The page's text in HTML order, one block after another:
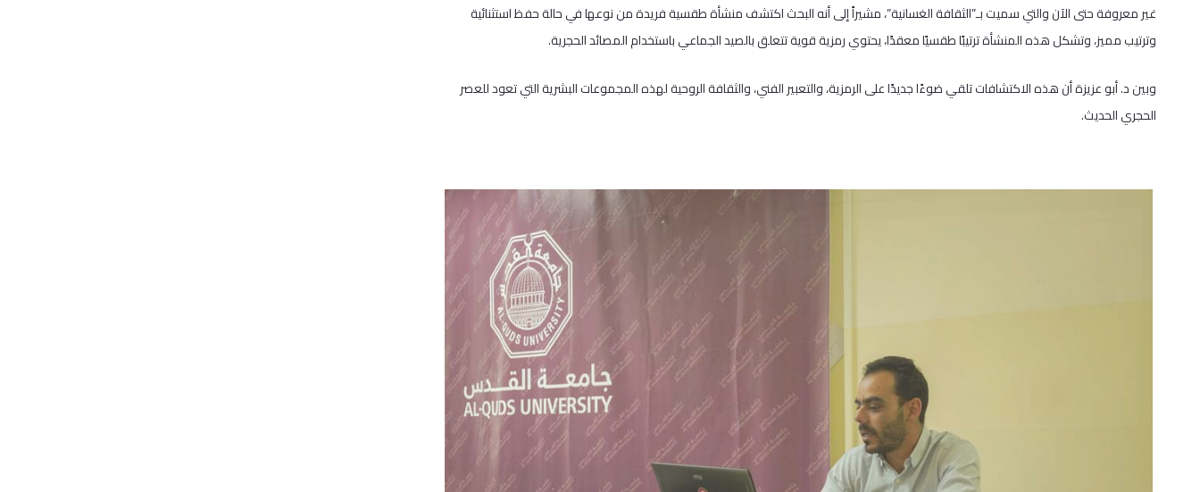
غير معروفة حتى الآن والتي سميت بـ”الثقافة الغسانية”، مشيراً إلى أنه البحث اكتشف منشأة طقسية فريدة من نوعها في حالة حفظ استثنائية
وترتيب مميز، وتشكل هذه المنشأة ترتيبًا طقسيًا معقدًا، يحتوي رمزية قوية تتعلق بالصيد الجماعي باستخدام المصائد الحجرية.
وبين د. أبو عزيزة أن هذه الاكتشافات تلقي ضوءًا جديدًا على الرمزية، والتعبير الفني، والثقافة الروحية لهذه المجموعات البشرية التي تعود للعصر
الحجري الحديث.